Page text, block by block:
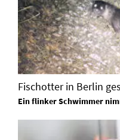
Fischotter in Berlin
Ein flinker Schwimmer